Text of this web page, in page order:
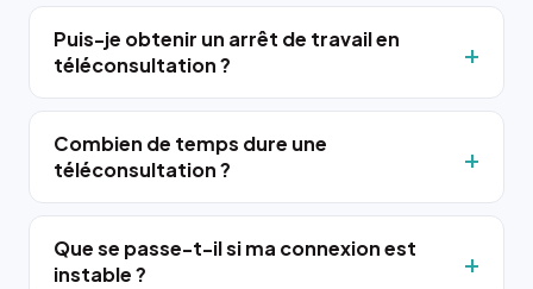
Puis-je obtenir un arrêt de travail en
téléconsultation ?
Combien de temps dure une
téléconsultation ?
Que se passe-t-il si ma connexion est
instable ?